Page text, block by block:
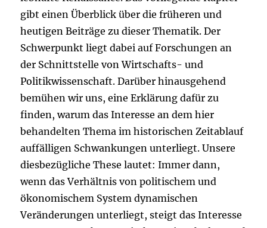
gibt einen Überblick über die früheren und
heutigen Beiträge zu dieser Thematik. Der
Schwerpunkt liegt dabei auf Forschungen an
der Schnittstelle von Wirtschafts- und
Politikwissenschaft. Darüber hinausgehend
bemühen wir uns, eine Erklärung dafür zu
finden, warum das Interesse an dem hier
behandelten Thema im historischen Zeitablauf
auffälligen Schwankungen unterliegt. Unsere
diesbezügliche These lautet: Immer dann,
wenn das Verhältnis von politischem und
ökonomischem System dynamischen
Veränderungen unterliegt, steigt das Interesse